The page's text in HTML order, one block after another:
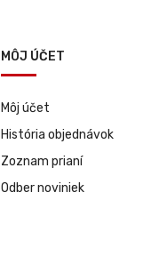
MÔJ ÚČET
Môj účet
História objednávok
Zoznam prianí
Odber noviniek